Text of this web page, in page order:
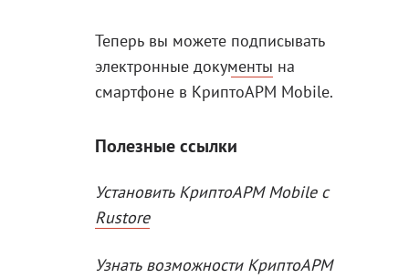
Теперь вы можете подписывать
электронные документы на
смартфоне в КриптоАРМ Mobile.
Полезные ссылки
Установить КриптоАРМ Mobile с
Rustore
Узнать возможности КриптоАРМ